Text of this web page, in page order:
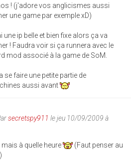
! (j'adore vos anglicismes aussi
une game par exemple xD)
une ip belle et bien fixe alors ça va
! Faudra voir si ça runnera avec le
mod associé à la game de SoM.
se faire une petite partie de
aussi avant
secretspy911 le jeu 10/09/2009 à
à quelle heure
(Faut penser au